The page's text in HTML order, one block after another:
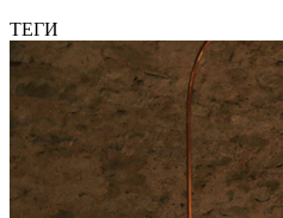
ТЕГИ